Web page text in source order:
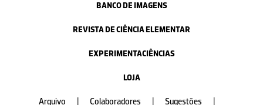
BANCO DE IMAGENS
REVISTA DE CIÊNCIA ELEMENTAR
EXPERIMENTACIÊNCIAS
LOJA
Arquivo Colaboradores Sugestões